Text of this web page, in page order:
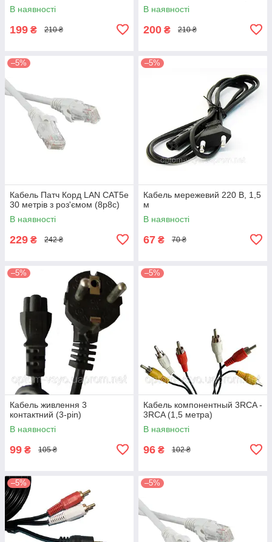
В наявності
199 ₴ 210 ₴
В наявності
200 ₴ 210 ₴
–5%
Кабель Патч Корд LAN CAT5е
30 метрів з роз'ємом (8p8c)
В наявності
229 ₴ 242 ₴
–5%
Кабель мережевий 220 В, 1,5
м
В наявності
67 ₴ 70 ₴
–5%
Кабель живлення 3
контактний (3-pin)
В наявності
99 ₴ 105 ₴
–5%
Кабель компонентный 3RCA -
3RCA (1,5 метра)
В наявності
96 ₴ 102 ₴
–5% –5%